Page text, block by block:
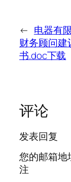
← 电器有
财务顾问建
书.doc下载
评论
发表回复
您的邮箱地
注